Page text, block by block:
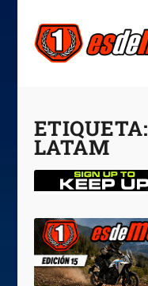
ETIQUETA:
LATAM